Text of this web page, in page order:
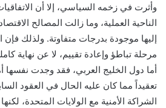
وأثرت في زخمه السياسي، إلا أن
الناحية العملية، وما زالت المصالح
إليها موجودة بدرجات متفاوتة. ولذلك
مرحلة تباطؤ وإعادة تقييم، لا عن نهاية
أما دول الخليج العربي، فقد وجدت نفسها
تعقيداً مما كان عليه الحال في العقود
الشراكة الأمنية مع الولايات المتحدة،